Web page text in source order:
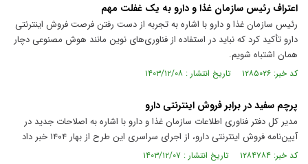
اعتراف رئیس سازمان غذا و دارو به یک غفلت مهم
رئیس سازمان غذا و دارو با اشاره به تجربه از دست رفتن فرصت فروش اینترنتی
دارو تأکید کرد که نباید در استفاده از فناوری‌های نوین مانند هوش مصنوعی دچار
همان اشتباه شویم.
کد خبر: ۱۲۸۵۰۲۶ تاریخ انتشار : ۱۴۰۳/۱۲/۰۸
پرچم سفید در برابر فروش اینترنتی دارو
مدیر کل دفتر فناوری اطلاعات سازمان غذا و دارو با اشاره به اصلاحات جدید در
آیین‌نامه فروش اینترنتی دارو، از اجرای سراسری این طرح از بهار ۱۴۰۴ خبر داد
کد خبر: ۱۲۸۴۷۸۴ تاریخ انتشار : ۱۴۰۳/۱۲/۰۷